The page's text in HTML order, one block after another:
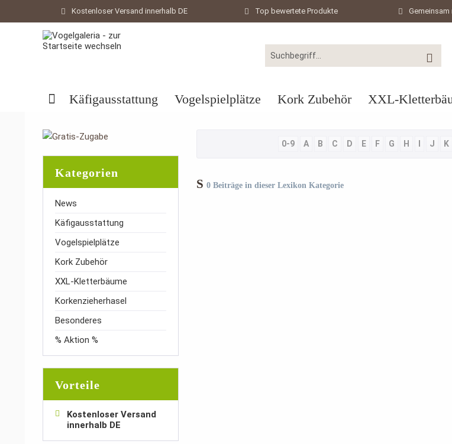
Kostenloser Versand innerhalb DE Top bewertete Produkte
Käfigausstattung Vogelspielplätze Kork Zubehör XXL-
Kategorien
News
Käfigausstattung
Vogelspielplätze
Kork Zubehör
XXL-Kletterbäume
Korkenzieherhasel
Besonderes
% Aktion %
Vorteile
Kostenloser Versand
innerhalb DE
0-9 A B C D E F G H J K
S 0 Beiträge in dieser Lexikon Kategorie